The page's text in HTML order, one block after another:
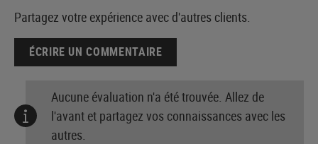
Partagez votre expérience avec d'autres clients.
ÉCRIRE UN COMMENTAIRE
Aucune évaluation n'a été trouvée. Allez de
l'avant et partagez vos connaissances avec les
autres.